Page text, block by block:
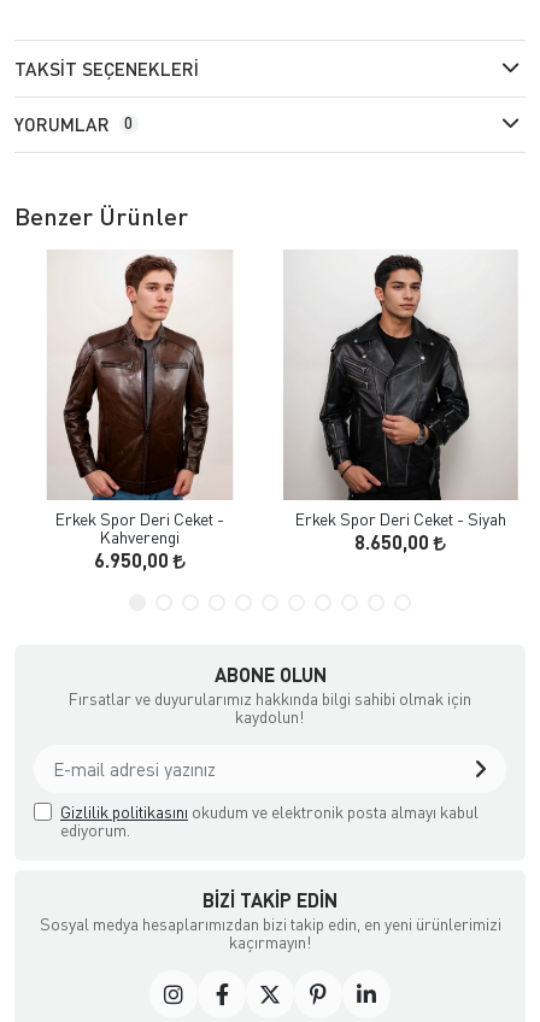
TAKSIT SEÇENEKLERI
YORUMLAR 0
Benzer Ürünler
Erkek Spor Deri Ceket -
Kahverengi
6.950,00
Erkek Spor Deri Ceket - Siyah
8.650,00
ABONE OLUN
Fırsatlar ve duyurularımız hakkında bilgi sahibi olmak için
kaydolun!
Gizlilik politikasını okudum ve elektronik posta almayı kabul
ediyorum.
BIZI TAKIP EDIN
Sosyal medya hesaplarımızdan bizi takip edin, en yeni ürünlerimizi
kaçırmayın!